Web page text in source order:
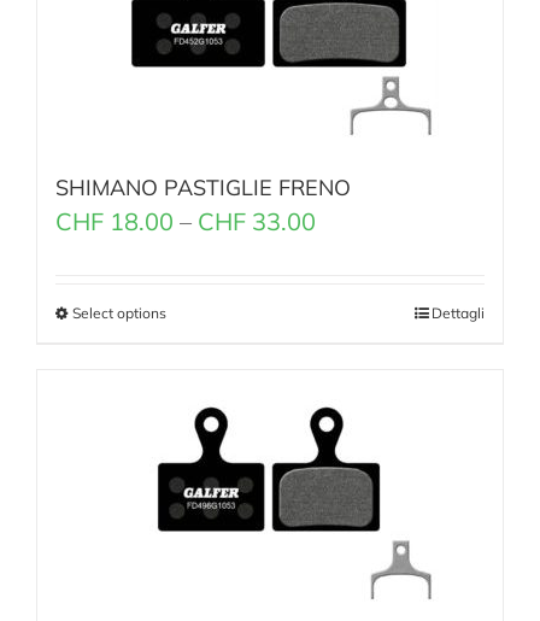
SHIMANO PASTIGLIE FRENO
CHF 18.00 – CHF 33.00
Select options Dettagli